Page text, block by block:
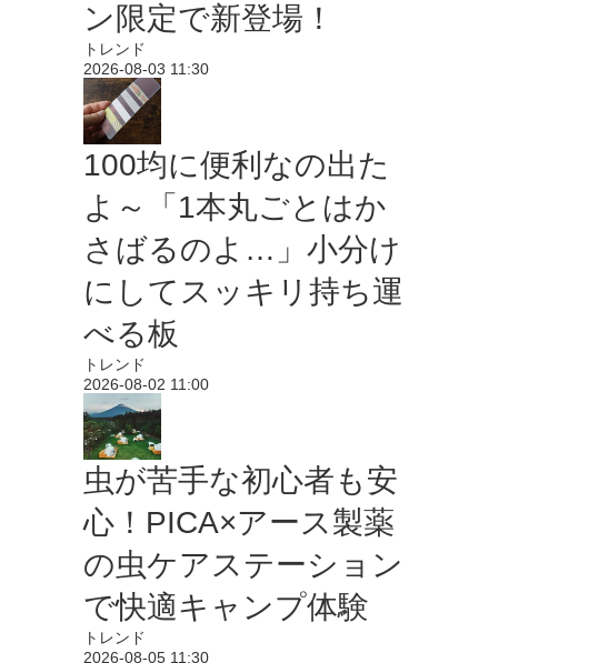
ン限定で新登場！
トレンド
2026-08-03 11:30
100均に便利なの出た
よ～「1本丸ごとはか
さばるのよ…」小分け
にしてスッキリ持ち運
べる板
トレンド
2026-08-02 11:00
虫が苦手な初心者も安
心！PICA×アース製薬
の虫ケアステーション
で快適キャンプ体験
トレンド
2026-08-05 11:30